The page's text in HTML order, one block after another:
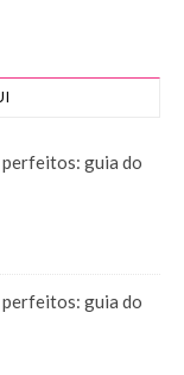
perfeitos: guia do
perfeitos: guia do